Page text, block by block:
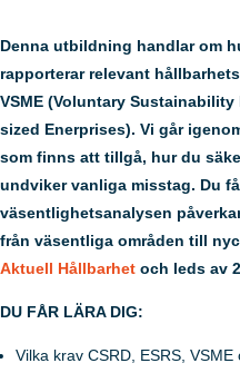
Denna utbildning handlar om
rapporterar relevant
VSME (Voluntary
sized Enerprises). Vi går
som finns att tillgå, hur du
undviker vanliga misstag. Du
väsentlighetsanalysen
från väsentliga områden till
Aktuell Hållbarhet och leds av
DU FÅR LÄRA DIG:
Vilka krav CSRD, ESRS,